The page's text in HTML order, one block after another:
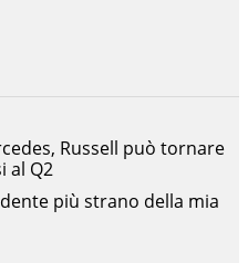
Russell può tornare
al Q2
più strano della mia